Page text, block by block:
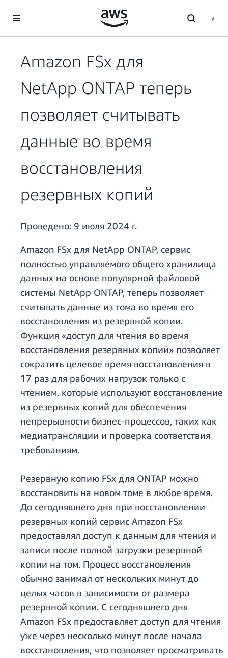
Перейти к главному контенту
Amazon FSx для
NetApp ONTAP теперь
позволяет считывать
данные во время
восстановления
резервных копий
Проведено: 9 июля 2024 г.
Amazon FSx для NetApp ONTAP, сервис
полностью управляемого общего хранилища
данных на основе популярной файловой
системы NetApp ONTAP, теперь позволяет
считывать данные из тома во время его
восстановления из резервной копии.
Функция «доступ для чтения во время
восстановления резервных копий» позволяет
сократить целевое время восстановления в
17 раз для рабочих нагрузок только с
чтением, которые используют восстановление
из резервных копий для обеспечения
непрерывности бизнес-процессов, таких как
медиатрансляции и проверка соответствия
требованиям.
Резервную копию FSx для ONTAP можно
восстановить на новом томе в любое время.
До сегодняшнего дня при восстановлении
резервных копий сервис Amazon FSx
предоставлял доступ к данным для чтения и
записи после полной загрузки резервной
копии на том. Процесс восстановления
обычно занимал от нескольких минут до
целых часов в зависимости от размера
резервной копии. С сегодняшнего дня
Amazon FSx предоставляет доступ для чтения
уже через несколько минут после начала
восстановления, что позволяет просматривать